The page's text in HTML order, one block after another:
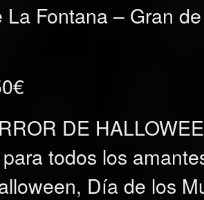
La Fontana – Gran
DE
todos los
Día de los